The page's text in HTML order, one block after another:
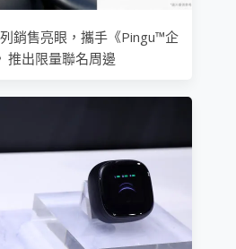
銷售亮眼，攜手《Pingu™企
推出限量聯名周邊